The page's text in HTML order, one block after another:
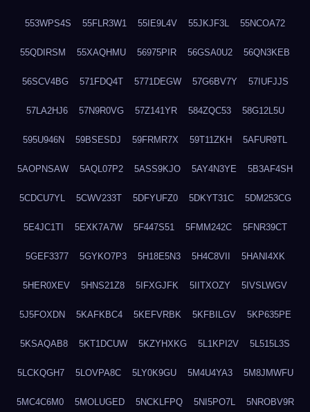
553WPS4S 55FLR3W1 55IE9L4V 55JKJF3L 55NCOA72
55QDIRSM 55XAQHMU 56975PIR 56GSA0U2 56QN3KEB
56SCV4BG 571FDQ4T 5771DEGW 57G6BV7Y 57IUFJJS
57LA2HJ6 57N9R0VG 57Z141YR 584ZQC53 58G12L5U
595U946N 59BSESDJ 59FRMR7X 59T11ZKH 5AFUR9TL
5AOPNSAW 5AQL07P2 5ASS9KJO 5AY4N3YE 5B3AF4SH
5CDCU7YL 5CWV233T 5DFYUFZ0 5DKYT31C 5DM253CG
5E4JC1TI 5EXK7A7W 5F447S51 5FMM242C 5FNR39CT
5GEF3377 5GYKO7P3 5H18E5N3 5H4C8VII 5HANI4XK
5HER0XEV 5HNS21Z8 5IFXGJFK 5IITXOZY 5IVSLWGV
5J5FOXDN 5KAFKBC4 5KEFVRBK 5KFBILGV 5KP635PE
5KSAQAB8 5KT1DCUW 5KZYHXKG 5L1KPI2V 5L515L3S
5LCKQGH7 5LOVPA8C 5LY0K9GU 5M4U4YA3 5M8JMWFU
5MC4C6M0 5MOLUGED 5NCKLFPQ 5NI5PO7L 5NROBV9R